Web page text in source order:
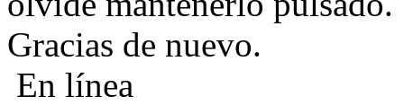
Gracias de nuevo.
En línea